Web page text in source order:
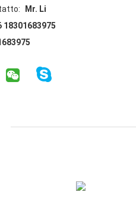
Mr. Li
18301683975